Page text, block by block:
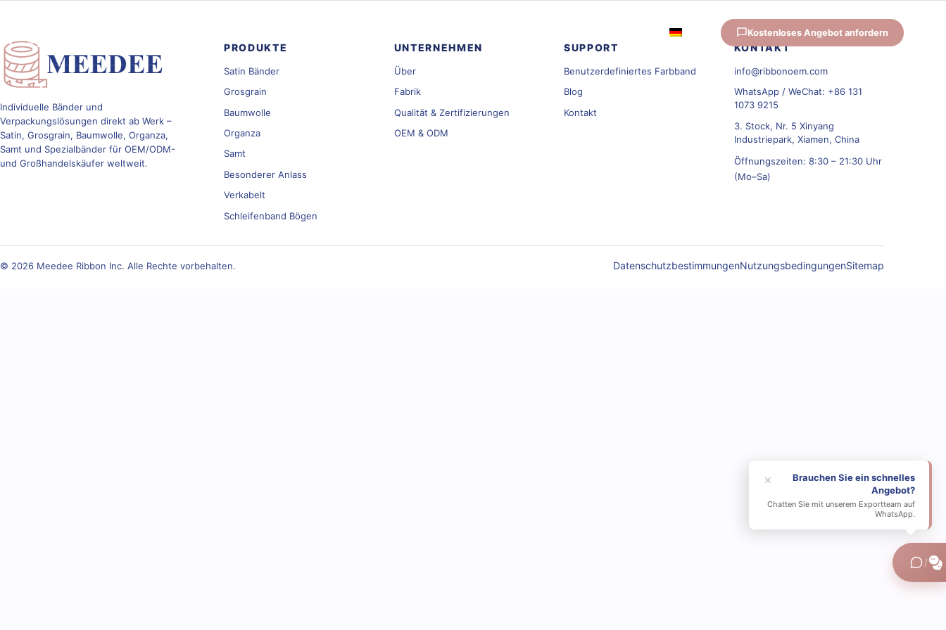
Kostenloses Angebot anfordern
Individuelle Bänder und
Verpackungslösungen direkt ab Werk –
Satin, Grosgrain, Baumwolle, Organza,
Samt und Spezialbänder für OEM/ODM-
und Großhandelskäufer weltweit.
PRODUKTE
Satin Bänder
Grosgrain
Baumwolle
Organza
Samt
Besonderer Anlass
Verkabelt
Schleifenband Bögen
UNTERNEHMEN
Über
Fabrik
Qualität & Zertifizierungen
OEM & ODM
SUPPORT
Benutzerdefiniertes Farbband
Blog
Kontakt
KONTAKT
info@ribbonoem.com
WhatsApp / WeChat: +86 131
1073 9215
3. Stock, Nr. 5 Xinyang
Industriepark, Xiamen, China
Öffnungszeiten: 8:30 – 21:30 Uhr
(Mo–Sa)
© 2026 Meedee Ribbon Inc. Alle Rechte vorbehalten. DatenschutzbestimmungenNutzungsbedingungenSitemap
Brauchen Sie ein schnelles
Angebot?
Chatten Sie mit unserem Exportteam auf
WhatsApp.
×
/